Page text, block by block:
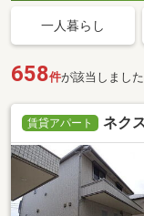
一人暮らし
658件が該当しました
賃貸アパート ネク